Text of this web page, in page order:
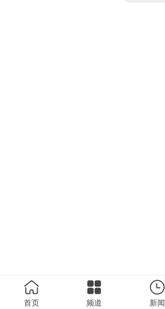
首页 频道 新闻